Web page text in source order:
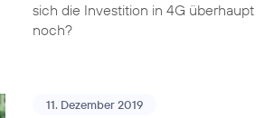
sich die Investition in 4G überhaupt
noch?
11. Dezember 2019